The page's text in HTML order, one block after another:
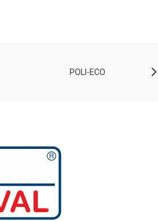
POLI-ECO